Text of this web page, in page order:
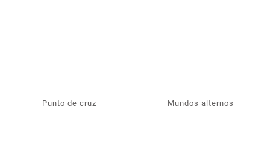
Punto de cruz Mundos alternos